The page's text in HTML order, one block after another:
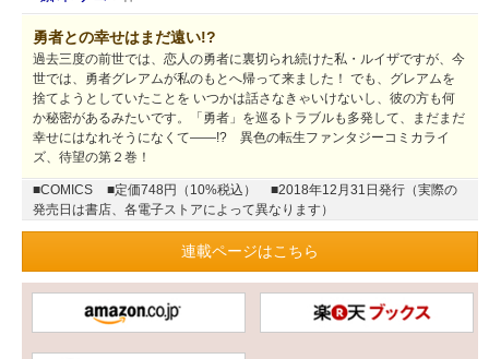
勇者との幸せはまだ遠い!?
過去三度の前世では、恋人の勇者に裏切られ続けた私・ルイザですが、今
世では、勇者グレアムが私のもとへ帰って来ました！ でも、グレアムを
捨てようとしていたことを いつかは話さなきゃいけないし、彼の方も何
か秘密があるみたいです。「勇者」を巡るトラブルも多発して、まだまだ
幸せにはなれそうになくて――!? 異色の転生ファンタジーコミカライ
ズ、待望の第２巻！
■COMICS ■定価748円（10%税込）
■2018年12月31日発行（実際の
発売日は書店、各電子ストアによって異なります）
連載ページはこちら